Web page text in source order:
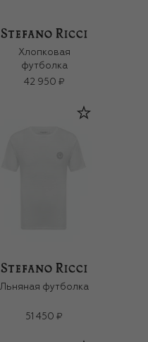
Хлопковая
футболка
42 950 ₽
Льняная футболка
51 450 ₽